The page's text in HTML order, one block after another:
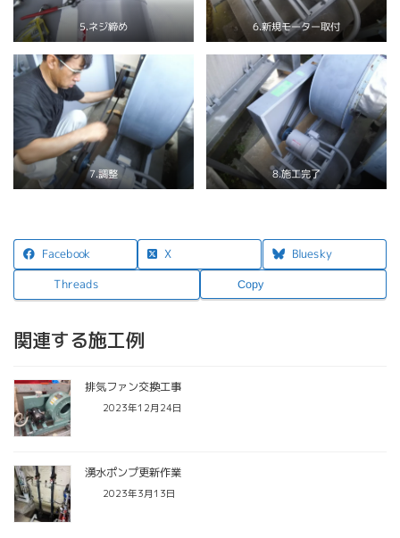
5.ネジ締め 6.新規モーター取付
7.調整 8.施工完了
Facebook X Bluesky
Threads Copy
関連する施工例
排気ファン交換工事
2023年12月24日
湧水ポンプ更新作業
2023年3月13日